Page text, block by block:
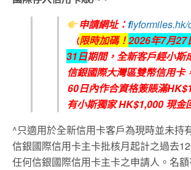
申請網址：f
（限時加碼！2026年7月27
31日期間，全新客戶經小斯
信銀國際大灣區雙幣信用卡
60日內作合資格簽賬滿
有小斯獨家HK$1,000現金
^只適用於全新信用卡客戶為現時並未持
信銀國際信用卡主卡批核月起計之過去
任何信銀國際信用卡主卡之申請人。名